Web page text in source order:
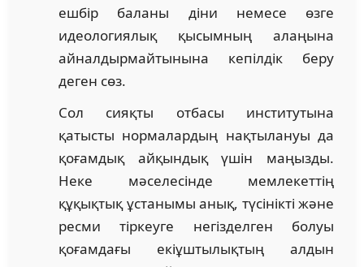
ешбір баланы діни немесе өзге
идеологиялық қысымның алаңына
айналдырмайтынына кепілдік беру
деген сөз.
Сол сияқты отбасы институтына
қатысты нормалардың нақтылануы да
қоғамдық айқындық үшін маңызды.
Неке мәселесінде мемлекеттің
құқықтық ұстанымы анық, түсінікті және
ресми тіркеуге негізделген болуы
қоғамдағы екіұштылықтың алдын